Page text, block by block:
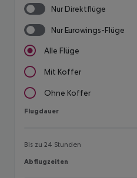
Nur Direktflüge
Nur Eurowings-Flüge
Alle Flüge
Mit Koffer
Ohne Koffer
Flugdauer
Flugdauer
Bis zu 24 Stunden
Abflugzeiten
Abflugzeiten